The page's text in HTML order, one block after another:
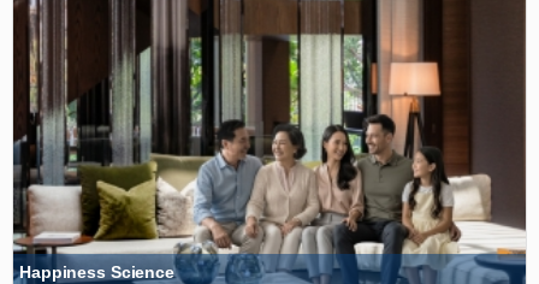
Happiness Science